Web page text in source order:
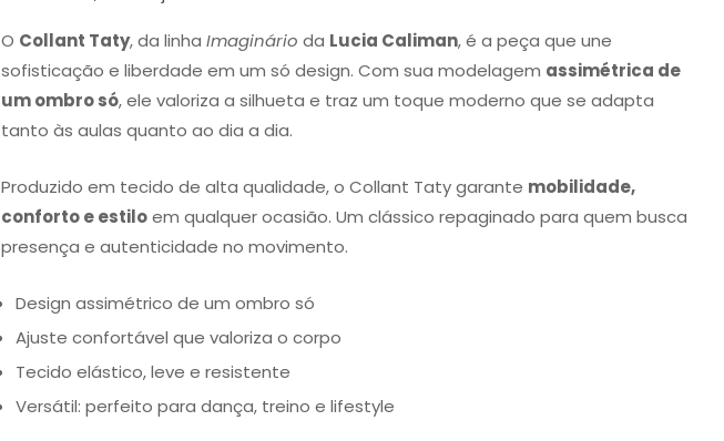
O Collant Taty, da linha Imaginário da Lucia Caliman, é a peça que une
sofisticação e liberdade em um só design. Com sua modelagem assimétrica de
um ombro só, ele valoriza a silhueta e traz um toque moderno que se adapta
tanto às aulas quanto ao dia a dia.
Produzido em tecido de alta qualidade, o Collant Taty garante mobilidade,
conforto e estiloem qualquer ocasião. Um clássico repaginado para quem busca
presença e autenticidade no movimento.
Design assimétrico de um ombro só
Ajuste confortável que valoriza o corpo
Tecido elástico, leve e resistente
Versátil: perfeito para dança, treino e lifestyle